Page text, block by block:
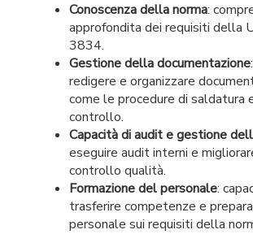
Conoscenza della norma:
approfondita dei requisiti della
3834.
Gestione della documentazione
redigere e organizzare
come le procedure di saldatura
controllo.
Capacità di audit e gestione
eseguire audit interni e
controllo qualità.
Formazione del personale:
trasferire competenze e
personale sui requisiti della